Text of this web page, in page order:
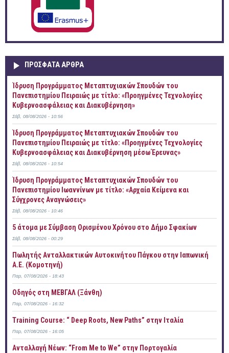
ΠΡOΣΦΑΤΑ AΡΘΡΑ
Ίδρυση Προγράμματος Μεταπτυχιακών Σπουδών του
Πανεπιστημίου Πειραιώς με τίτλο: «Προηγμένες Τεχνολογίες
Κυβερνοασφάλειας και Διακυβέρνηση»
Σάβ, 08/08/2026 - 10:56
Ίδρυση Προγράμματος Μεταπτυχιακών Σπουδών του
Πανεπιστημίου Πειραιώς με τίτλο: «Προηγμένες Τεχνολογίες
Κυβερνοασφάλειας και Διακυβέρνηση μέσω Έρευνας»
Σάβ, 08/08/2026 - 10:54
Ίδρυση Προγράμματος Μεταπτυχιακών Σπουδών του
Πανεπιστημίου Ιωαννίνων με τίτλο: «Αρχαία Κείμενα και
Σύγχρονες Αναγνώσεις»
Σάβ, 08/08/2026 - 10:46
5 άτομα με Σύμβαση Ορισμένου Χρόνου στο Δήμο Σφακίων
Σάβ, 08/08/2026 - 00:29
Πωλητής Ανταλλακτικών Αυτοκινήτου Πάγκου στην Ιαπωνική
Α.Ε. (Κομοτηνή)
Παρ, 07/08/2026 - 18:43
Οδηγός στη ΜΕΒΓΑΛ (Ξάνθη)
Παρ, 07/08/2026 - 16:32
Training Course: “ Deep Roots, New Paths” στην Ιταλία
Παρ, 07/08/2026 - 16:05
Ανταλλαγή Νέων: “From Me to We” στην Πορτογαλία